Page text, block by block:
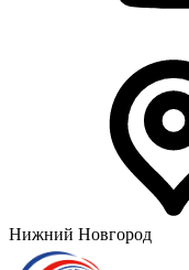
Нижний Новгород